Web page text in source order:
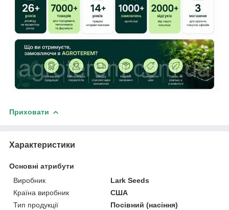
Приховати
Характеристики
Основні атрибути
Виробник
Lark Seeds
Країна виробник
США
Тип продукції
Посівний (насіння)